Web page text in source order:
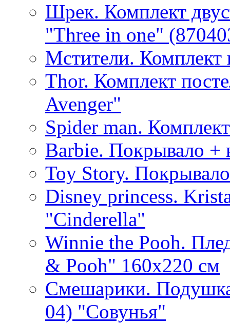
Шрек. Комплект
"Three in one"
Мстители. Комплект
Thor. Комплект
Avenger"
Spider man.
Barbie. Покрывало +
Toy Story.
Disney princess.
"Cinderella"
Winnie the Pooh.
& Pooh" 160х220 см
Смешарики.
04) "Совунья"